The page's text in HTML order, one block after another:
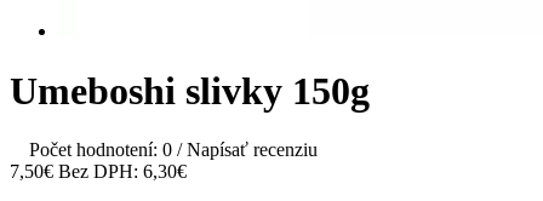
Umeboshi slivky 150g
Počet hodnotení: 0 /Napísať recenziu
7,50€ Bez DPH: 6,30€